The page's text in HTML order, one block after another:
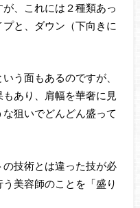
、これには２種類あっ
と、ダウン（下向きに
う面もあるのですが、
あり、肩幅を華奢に見
狙いでどんどん盛って
技術とは違った技が必
美容師のことを「盛り